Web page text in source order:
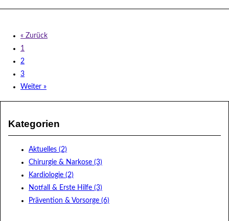
« Zurück
1
2
3
Weiter »
Kategorien
Aktuelles (2)
Chirurgie & Narkose (3)
Kardiologie (2)
Notfall & Erste Hilfe (3)
Prävention & Vorsorge (6)